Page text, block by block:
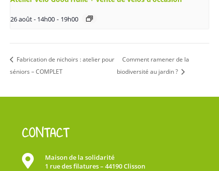
26 août - 14h00 - 19h00
Fabrication de nichoirs : atelier pour
séniors – COMPLET
Comment ramener de la
biodiversité au jardin ?
CONTACT

Maison de la solidarité
1 rue des filatures – 44190 Clisson